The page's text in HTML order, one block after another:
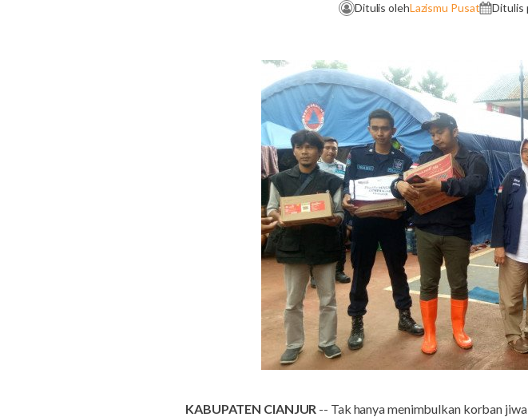
Ditulis olehLazismu Pusat Ditulis
KABUPATEN CIANJUR -- Tak hanya menimbulkan korban